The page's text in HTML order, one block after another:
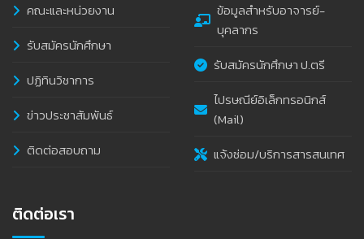
คณะและหน่วยงาน
รับสมัครนักศึกษา
ปฏิทินวิชาการ
ข่าวประชาสัมพันธ์
ติดต่อสอบถาม
ข้อมูลสำหรับอาจารย์-
บุคลากร
รับสมัครนักศึกษา ป.ตรี
ไปรษณีย์อิเล็กทรอนิกส์
(Mail)
แจ้งซ่อม/บริการสารสนเทศ
ติดต่อเรา